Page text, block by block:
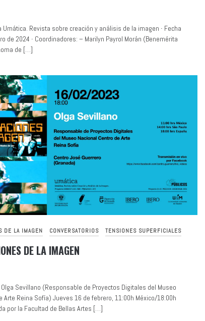
Umática. Revista sobre creación y análisis de la imagen ∙ Fecha
de 2024 ∙ Coordinadores: – Marilyn Payrol Morán (Benemérita
de […]
DE LA IMAGEN CONVERSATORIOS TENSIONES SUPERFICIALES
DE LA IMAGEN
Sevillano (Responsable de Proyectos Digitales del Museo
Arte Reina Sofía) Jueves 16 de febrero, 11:00h México/18:00h
por la Facultad de Bellas Artes […]